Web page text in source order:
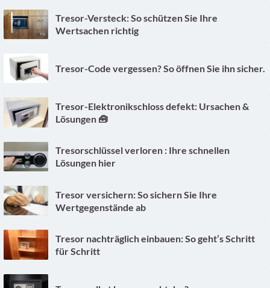
Tresor-Versteck: So schützen Sie Ihre
Wertsachen richtig
Tresor-Code vergessen? So öffnen Sie ihn sicher.
Tresor-Elektronikschloss defekt: Ursachen &
Lösungen 🧰
Tresorschlüssel verloren : Ihre schnellen
Lösungen hier
Tresor versichern: So sichern Sie Ihre
Wertgegenstände ab
Tresor nachträglich einbauen: So geht’s Schritt
für Schritt